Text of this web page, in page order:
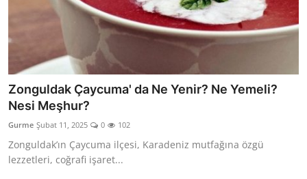
Zonguldak Çaycuma' da Ne Yenir? Ne Yemeli?
Nesi Meşhur?
Gurme Şubat 11, 2025 0 102
Zonguldak’ın Çaycuma ilçesi, Karadeniz mutfağına özgü
lezzetleri, coğrafi işaret...